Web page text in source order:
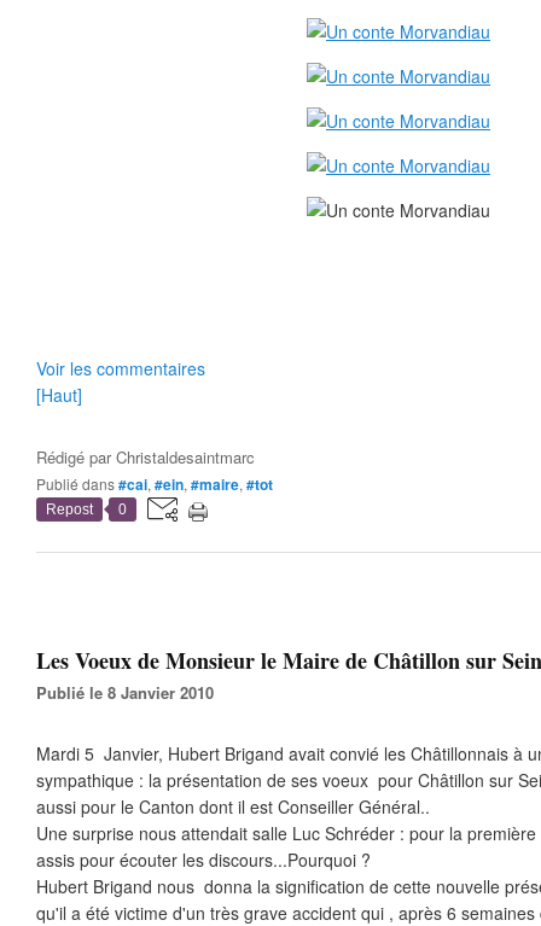
Voir les commentaires
[Haut]
Rédigé parChristaldesaintmarc
Publié dans#cai, #ein, #maire, #tot
Repost 0
Les Voeux de Monsieur le Maire de Châtillon sur
Publié le 8 Janvier 2010
Mardi 5 Janvier, Hubert Brigand avait convié les Châtillonnais à
sympathique : la présentation de ses voeux pour Châtillon sur
aussi pour le Canton dont il est Conseiller Général..
Une surprise nous attendait salle Luc Schréder : pour la
assis pour écouter les discours...Pourquoi ?
Hubert Brigand nous donna la signification de cette nouvelle
qu'il a été victime d'un très grave accident qui , après 6